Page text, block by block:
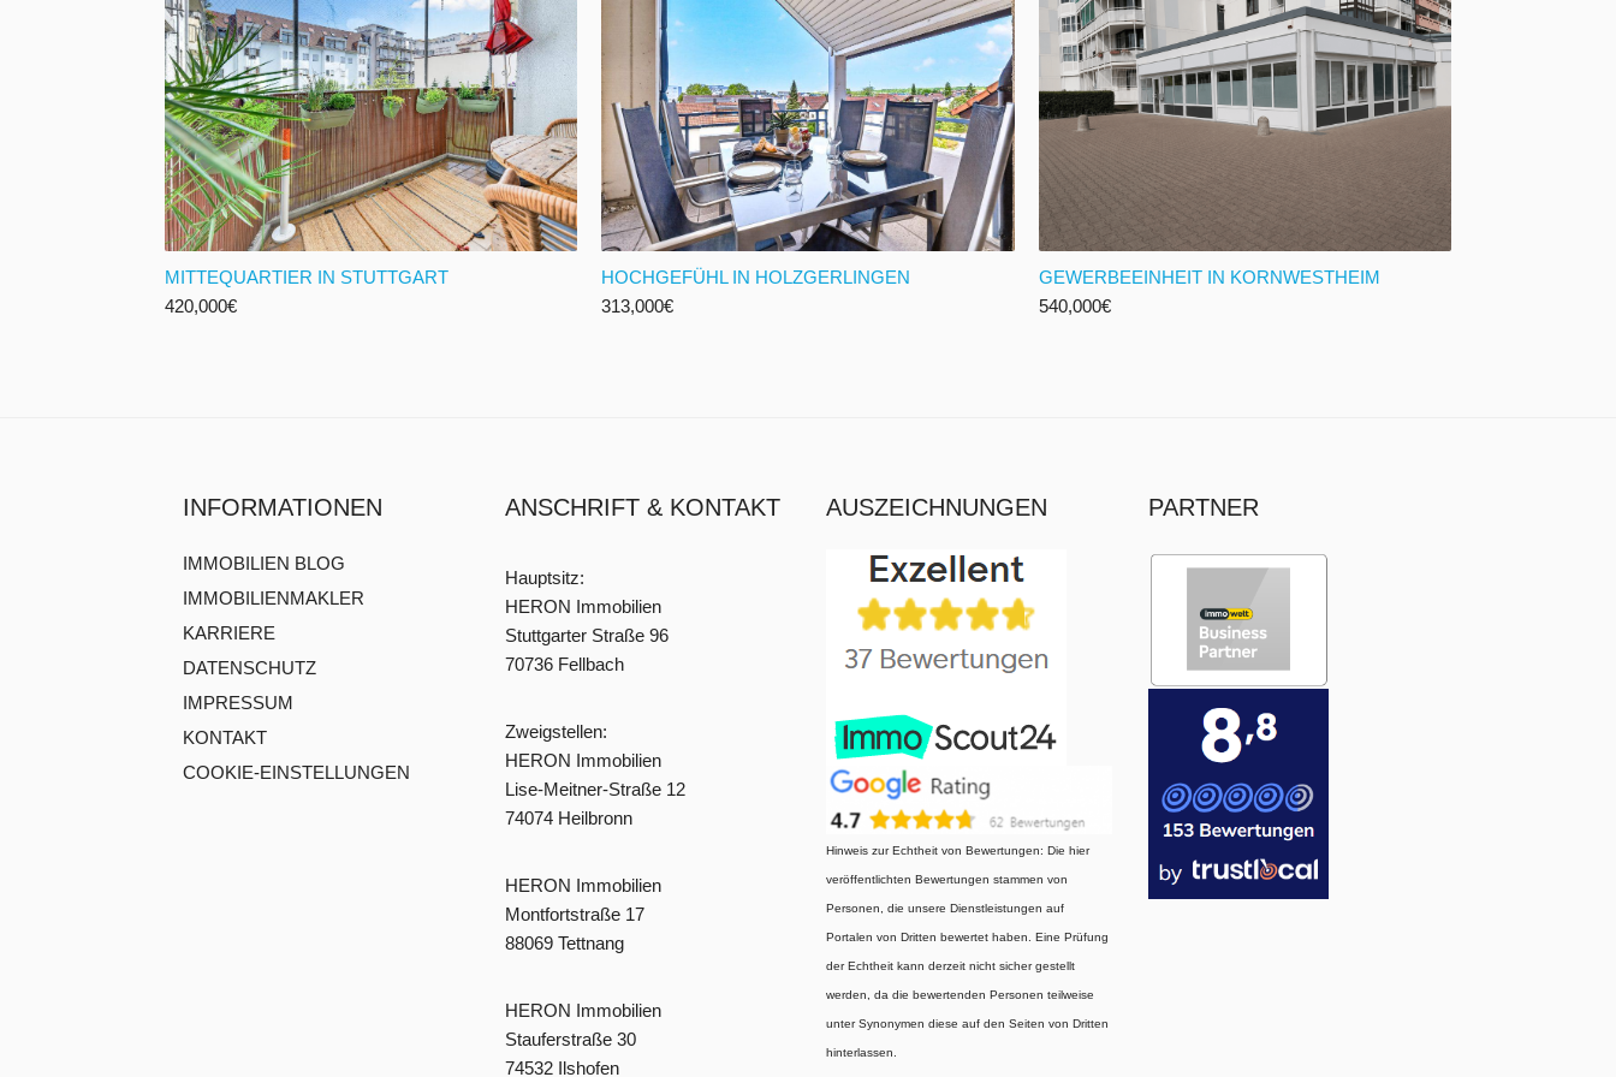
MITTEQUARTIER IN STUTTGART
420,000€
HOCHGEFÜHL IN HOLZGERLINGEN
313,000€
GEWERBEEINHEIT IN KORNWESTHEIM
540,000€
INFORMATIONEN
IMMOBILIEN BLOG
IMMOBILIENMAKLER
KARRIERE
DATENSCHUTZ
IMPRESSUM
KONTAKT
COOKIE-EINSTELLUNGEN
ANSCHRIFT & KONTAKT
Hauptsitz:
HERON Immobilien
Stuttgarter Straße 96
70736 Fellbach
Zweigstellen:
HERON Immobilien
Lise-Meitner-Straße 12
74074 Heilbronn
HERON Immobilien
Montfortstraße 17
88069 Tettnang
HERON Immobilien
Stauferstraße 30
74532 Ilshofen
AUSZEICHNUNGEN
Hinweis zur Echtheit von Bewertungen: Die hier
veröffentlichten Bewertungen stammen von
Personen, die unsere Dienstleistungen auf
Portalen von Dritten bewertet haben. Eine Prüfung
der Echtheit kann derzeit nicht sicher gestellt
werden, da die bewertenden Personen teilweise
unter Synonymen diese auf den Seiten von Dritten
hinterlassen.
PARTNER